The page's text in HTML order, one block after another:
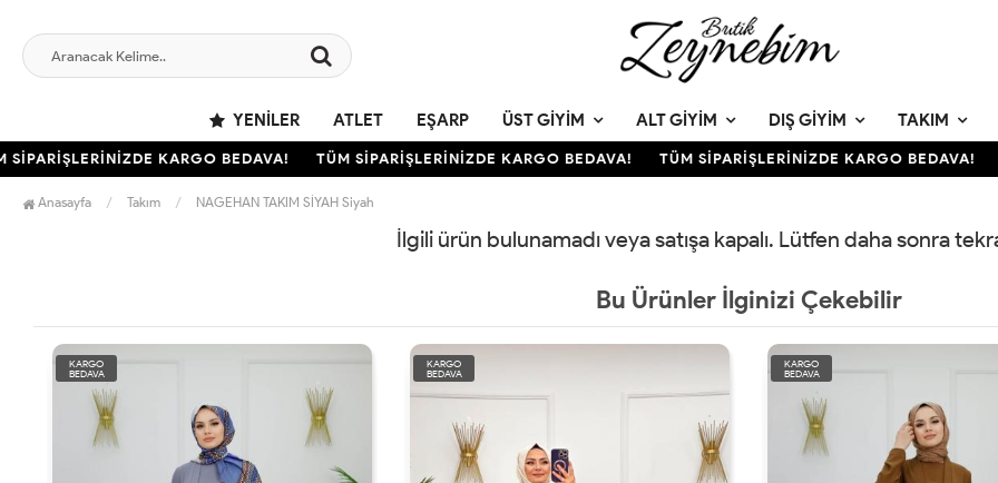
YENILER ATLET EŞARP ÜST GIYIM ALT GIYIM DIŞ GIYIM TAKIM
KARGO BEDAVA! TÜM SİPARİŞLERİNİZDE KARGO BEDAVA! TÜM SİPARİŞLERİNİZDE KARGO BEDAVA!
Anasayfa Takım NAGEHAN TAKIM SİYAH Siyah
İlgili ürün bulunamadı veya satışa kapalı. Lütfen daha sonra
Bu Ürünler İlginizi Çekebilir
KARGO
BEDAVA
KARGO
BEDAVA
KARGO
BEDAVA